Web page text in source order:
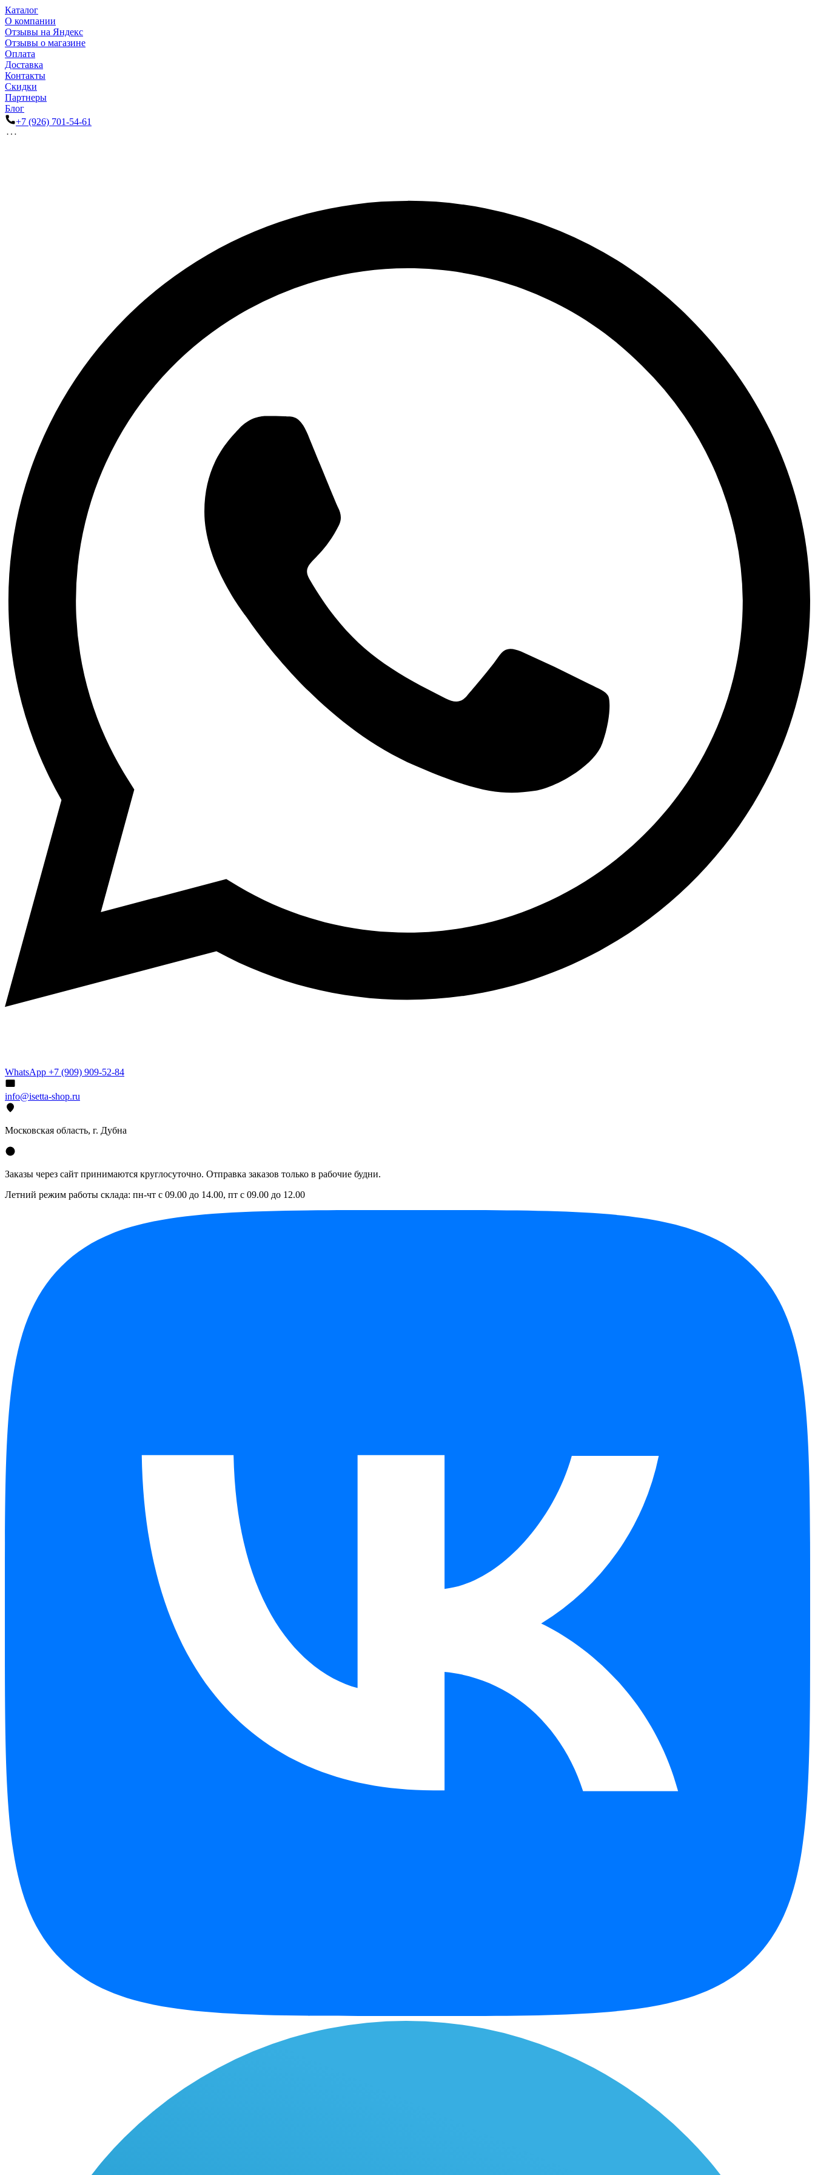
Каталог
О компании
Отзывы на Яндекс
Отзывы о магазине
Оплата
Доставка
Контакты
Скидки
Партнеры
Блог
+7 (926) 701-54-61
WhatsApp +7 (909) 909-52-84
info@isetta-shop.ru
Московская область, г. Дубна
Заказы через сайт принимаются круглосуточно. Отправка заказов только в рабочие будни.
Летний режим работы склада: пн-чт с 09.00 до 14.00, пт с 09.00 до 12.00